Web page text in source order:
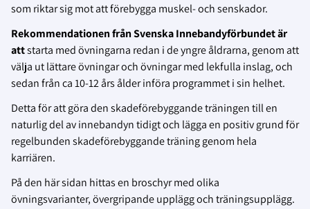
som riktar sig mot att förebygga muskel- och senskador.
Rekommendationen från Svenska Innebandyförbundet är
attstarta med övningarna redan i de yngre åldrarna, genom att
välja ut lättare övningar och övningar med lekfulla inslag, och
sedan från ca 10-12 års ålder införa programmet i sin helhet.
Detta för att göra den skadeförebyggande träningen till en
naturlig del av innebandyn tidigt och lägga en positiv grund för
regelbunden skadeförebyggande träning genom hela
karriären.
På den här sidan hittas en broschyr med olika
övningsvarianter, övergripande upplägg och träningsupplägg.